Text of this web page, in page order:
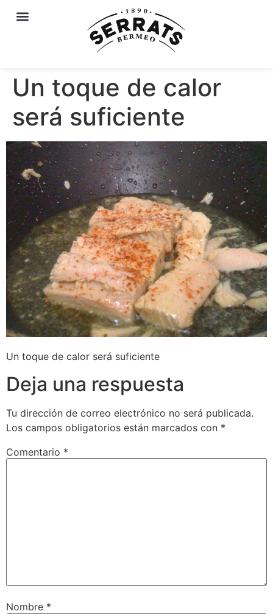
Un toque de calor
será suficiente
Un toque de calor será suficiente
Deja una respuesta
Tu dirección de correo electrónico no será publicada.
Los campos obligatorios están marcados con *
Comentario *
Nombre *